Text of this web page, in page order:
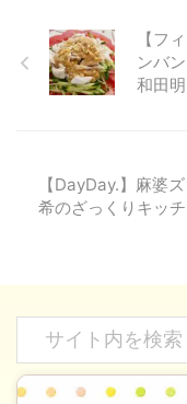
【フ
ンバ
和田
【DayDay.】麻婆
希のざっくりキッ